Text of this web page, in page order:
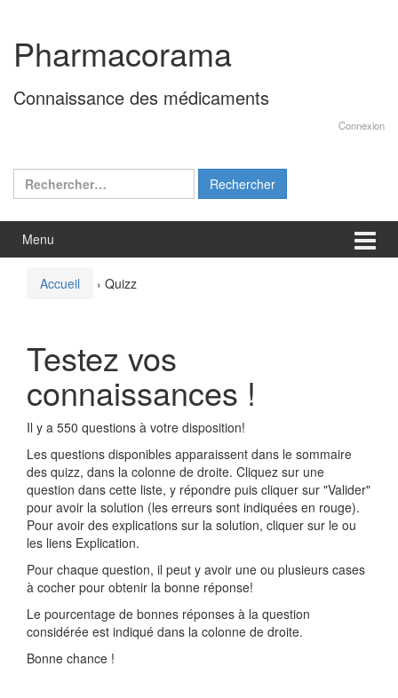
contenu
menu
principal
Pharmacorama
Connaissance des médicaments
Connexion
Rechercher :
Menu
Accueil › Quizz
Testez vos
connaissances !
Il y a 550 questions à votre disposition!
Les questions disponibles apparaissent dans le sommaire
des quizz, dans la colonne de droite. Cliquez sur une
question dans cette liste, y répondre puis cliquer sur "Valider"
pour avoir la solution (les erreurs sont indiquées en rouge).
Pour avoir des explications sur la solution, cliquer sur le ou
les liens Explication.
Pour chaque question, il peut y avoir une ou plusieurs cases
à cocher pour obtenir la bonne réponse!
Le pourcentage de bonnes réponses à la question
considérée est indiqué dans la colonne de droite.
Bonne chance !